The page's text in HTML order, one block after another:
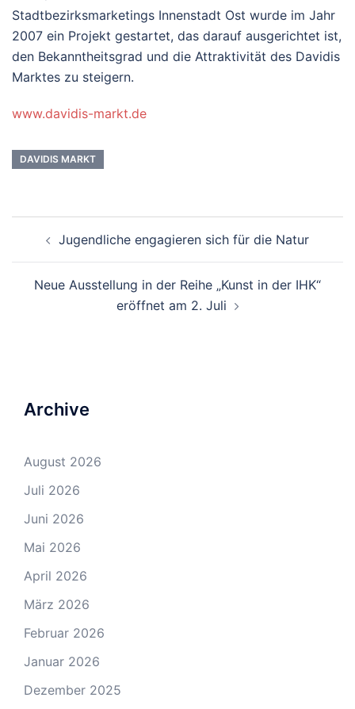
Stadtbezirksmarketings Innenstadt Ost wurde im Jahr
2007 ein Projekt gestartet, das darauf ausgerichtet ist,
den Bekanntheitsgrad und die Attraktivität des Davidis
Marktes zu steigern.
www.davidis-markt.de
DAVIDIS MARKT
Navigation
Jugendliche engagieren sich für die Natur
Neue Ausstellung in der Reihe „Kunst in der IHK“
eröffnet am 2. Juli
Archive
August 2026
Juli 2026
Juni 2026
Mai 2026
April 2026
März 2026
Februar 2026
Januar 2026
Dezember 2025